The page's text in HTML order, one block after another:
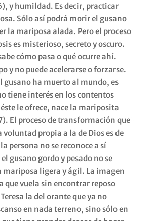
y humildad. Es decir, practicar
Sólo así podrá morir el gusano
la mariposa alada. Pero el proceso
es misterioso, secreto y oscuro.
cómo pasa o qué ocurre ahí.
y no puede acelerarse o forzarse.
gusano ha muerto al mundo, es
tiene interés en los contentos
le ofrece, nace la mariposita
El proceso de transformación que
voluntad propia a la de Dios es de
persona no se reconoce a sí
gusano gordo y pesado no se
mariposa ligera y ágil. La imagen
que vuela sin encontrar reposo
la del orante que ya no
en nada terreno, sino sólo en